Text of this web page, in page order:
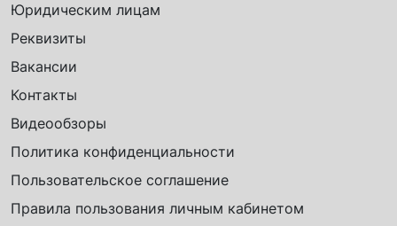
Юридическим лицам
Реквизиты
Вакансии
Контакты
Видеообзоры
Политика конфиденциальности
Пользовательское соглашение
Правила пользования личным кабинетом